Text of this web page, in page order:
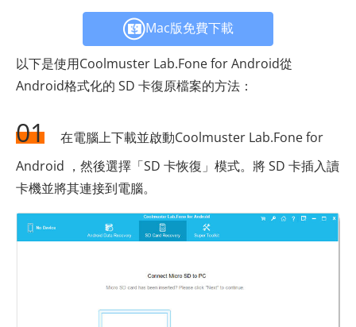
Mac版免費下載
以下是使用Coolmuster Lab.Fone for Android從
Android格式化的 SD 卡復原檔案的方法：
01
在電腦上下載並啟動Coolmuster Lab.Fone for
Android ，然後選擇「SD 卡恢復」模式。將 SD 卡插入讀
卡機並將其連接到電腦。